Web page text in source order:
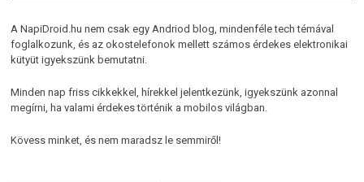
A NapiDroid.hu nem csak egy Andriod blog, mindenféle tech témával
foglalkozunk, és az okostelefonok mellett számos érdekes elektronikai
kütyüt igyekszünk bemutatni.
Minden nap friss cikkekkel, hírekkel jelentkezünk, igyekszünk azonnal
megírni, ha valami érdekes történik a mobilos világban.
Kövess minket, és nem maradsz le semmiről!